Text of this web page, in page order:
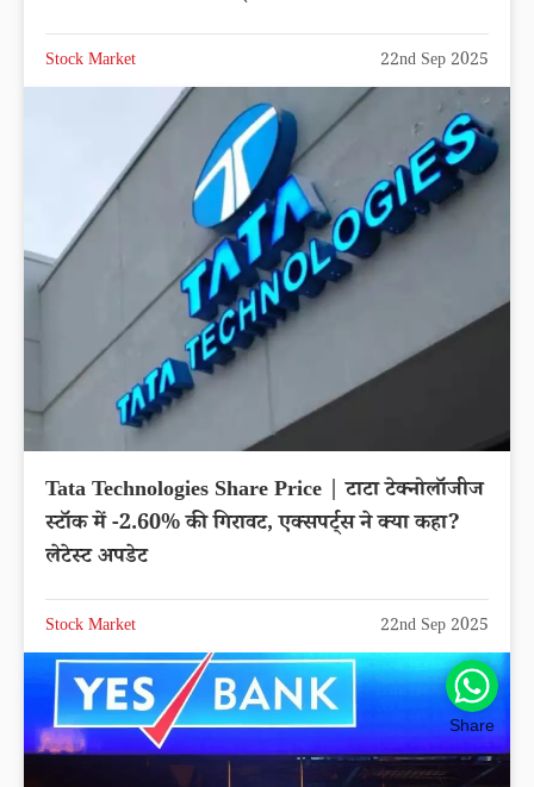
Stock Market 22nd Sep 2025
Tata Technologies Share Price | टाटा टेक्नोलॉजीज
स्टॉक में -2.60% की गिरावट, एक्सपर्ट्स ने क्या कहा?
लेटेस्ट अपडेट
Stock Market 22nd Sep 2025
Share